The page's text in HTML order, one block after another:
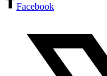
Facebook